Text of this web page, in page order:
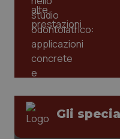
Gli
tracking-sites-